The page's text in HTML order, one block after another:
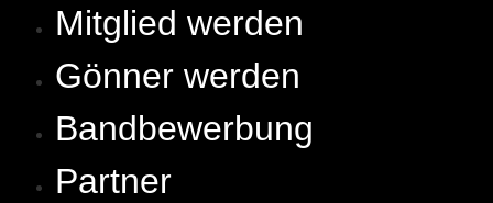
Mitglied werden
Gönner werden
Bandbewerbung
Partner